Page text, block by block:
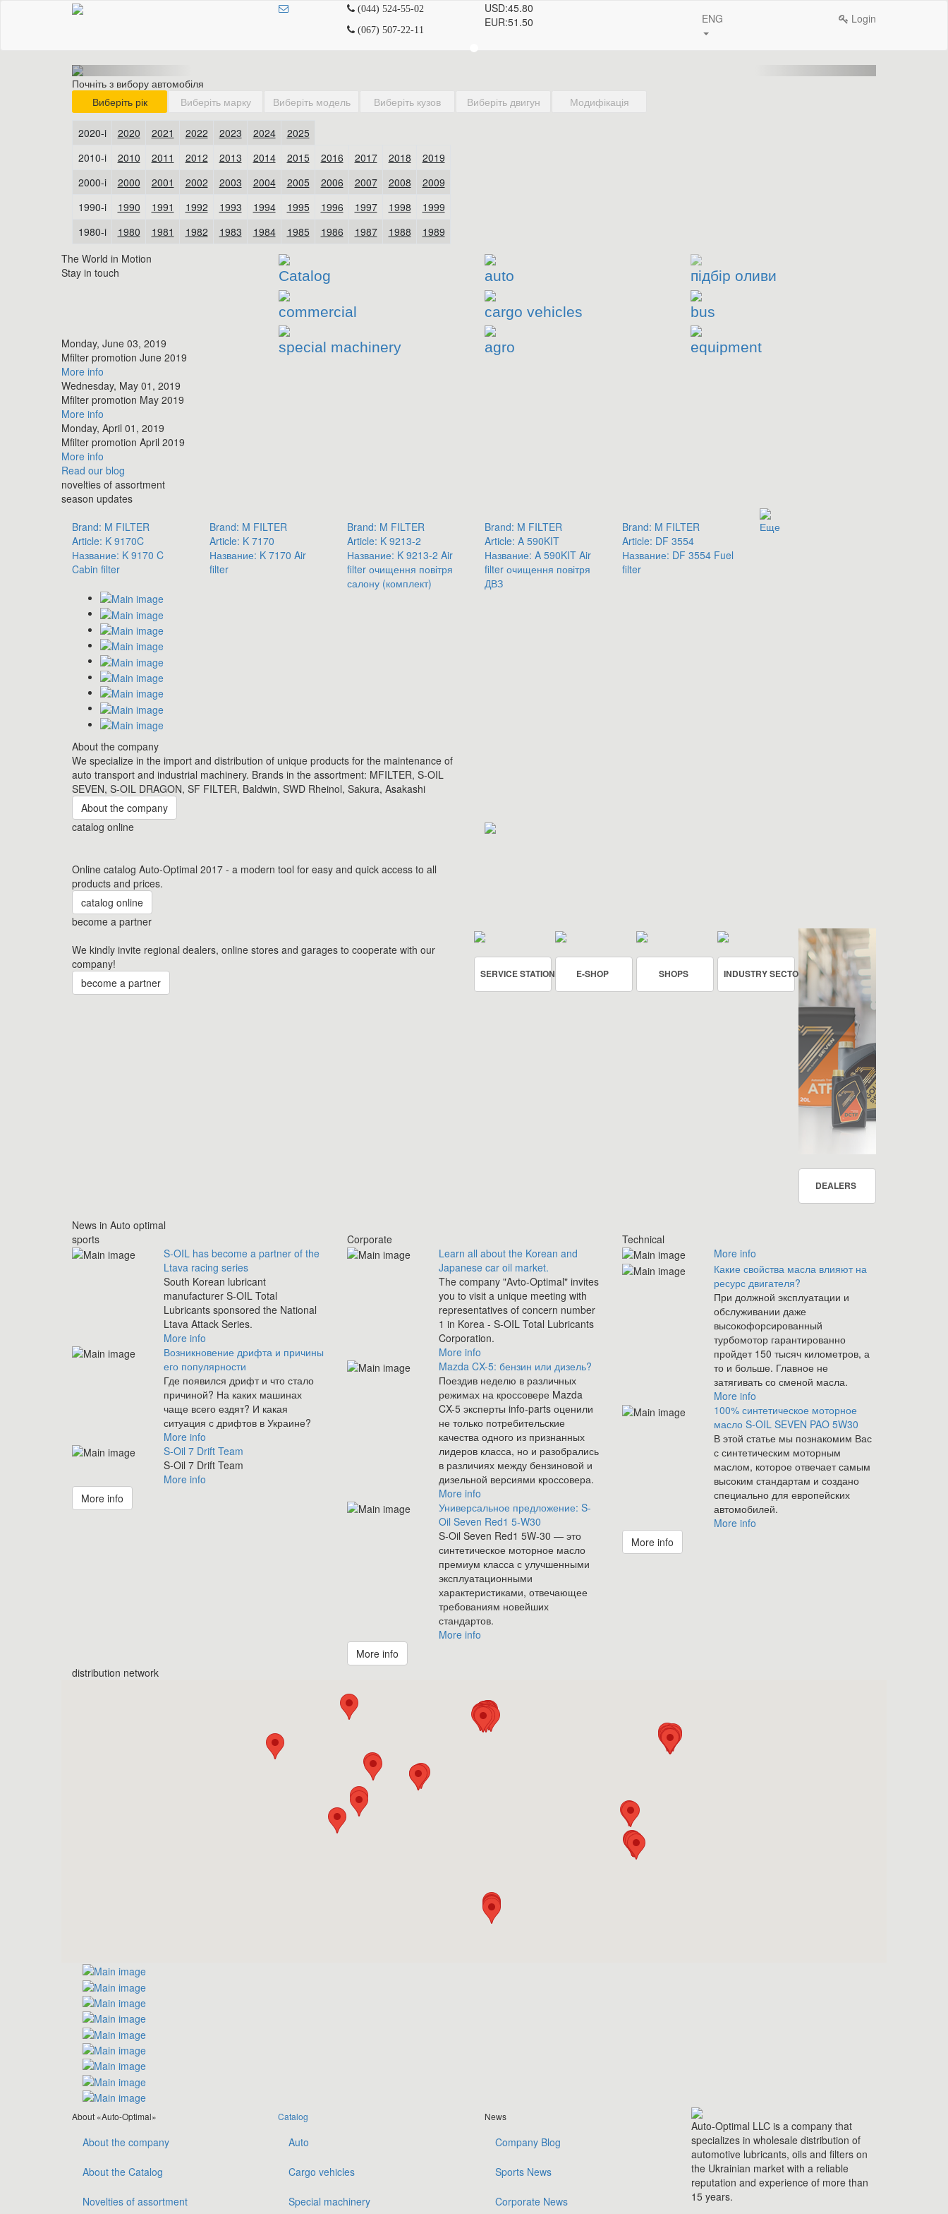
(044) 524-55-02
(067) 507-22-11
USD:45.80
EUR:51.50 ENG Login
Почніть з вибору автомобіля
The World in Motion
Stay in touch
Monday, June 03, 2019
​Mfilter promotion June 2019
More info
Wednesday, May 01, 2019
​Mfilter promotion May 2019
More info
Monday, April 01, 2019
​Mfilter promotion April 2019
More info
Read our blog
Catalog auto підбір оливи
commercial cargo vehicles bus
special machinery agro equipment
novelties of assortment
season updates
Brand: M FILTER
Article: K 9170C
Название: K 9170 C
Cabin filter
Brand: M FILTER
Article: K 7170
Название: K 7170 Air
filter
Brand: M FILTER
Article: K 9213-2
Название: K 9213-2 Air
filter очищення повітря
салону (комплект)
Brand: M FILTER
Article: A 590KIT
Название: A 590KIT Air
filter очищення повітря
ДВЗ
Brand: M FILTER
Article: DF 3554
Название: DF 3554 Fuel
filter
Еще
About the company
We specialize in the import and distribution of unique products for the maintenance of
auto transport and industrial machinery. Brands in the assortment: MFILTER, S-OIL
SEVEN, S-OIL DRAGON, SF FILTER, Baldwin, SWD Rheinol, Sakura, Asakashi
About the company
catalog online
Online catalog Auto-Optimal 2017 - a modern tool for easy and quick access to all
products and prices.
catalog online
become a partner
We kindly invite regional dealers, online stores and garages to cooperate with our
company!
become a partner
SERVICE STATION E-SHOP SHOPS INDUSTRY SECTOR
DEALERS
News in Auto optimal
sports
S-OIL has become a partner of the
Ltava racing series
South Korean lubricant
manufacturer S-OIL Total
Lubricants sponsored the National
Ltava Attack Series.
More info
Возникновение дрифта и причины
его популярности
Где появился дрифт и что стало
причиной? На каких машинах
чаще всего ездят? И какая
ситуация с дрифтов в Украине?
More info
S-Oil 7 Drift Team
S-Oil 7 Drift Team
More info
More info
Corporate
Learn all about the Korean and
Japanese car oil market.
The company "Avto-Optimal" invites
you to visit a unique meeting with
representatives of concern number
1 in Korea - S-OIL Total Lubricants
Corporation.
More info
Mazda CX-5: бензин или дизель?
Поездив неделю в различных
режимах на кроссовере Mazda
CX-5 эксперты info-parts оценили
не только потребительские
качества одного из признанных
лидеров класса, но и разобрались
в различиях между бензиновой и
дизельной версиями кроссовера.
More info
Универсальное предложение: S-
Oil Seven Red1 5-W30
S-Oil Seven Red1 5W-30 — это
синтетическое моторное масло
премиум класса с улучшенными
эксплуатационными
характеристиками, отвечающее
требованиям новейших
стандартов.
More info
More info
Technical
More info
Какие свойства масла влияют на
ресурс двигателя?
При должной эксплуатации и
обслуживании даже
высокофорсированный
турбомотор гарантированно
пройдет 150 тысяч километров, а
то и больше. Главное не
затягивать со сменой масла.
More info
100% синтетическое моторное
масло S-OIL SEVEN PAO 5W30
В этой статье мы познакомим Вас
с синтетическим моторным
маслом, которое отвечает самым
высоким стандартам и создано
специально для европейских
автомобилей.
More info
More info
distribution network
About «Auto-Optimal»
About the company
About the Catalog
Novelties of assortment
Catalog
Auto
Cargo vehicles
Special machinery
News
Company Blog
Sports News
Corporate News
Auto-Optimal LLC is a company that
specializes in wholesale distribution of
automotive lubricants, oils and filters on
the Ukrainian market with a reliable
reputation and experience of more than
15 years.